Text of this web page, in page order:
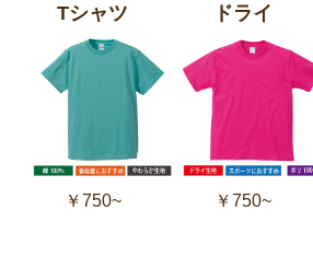
Tシャツ
￥750~
ドライ
￥750~